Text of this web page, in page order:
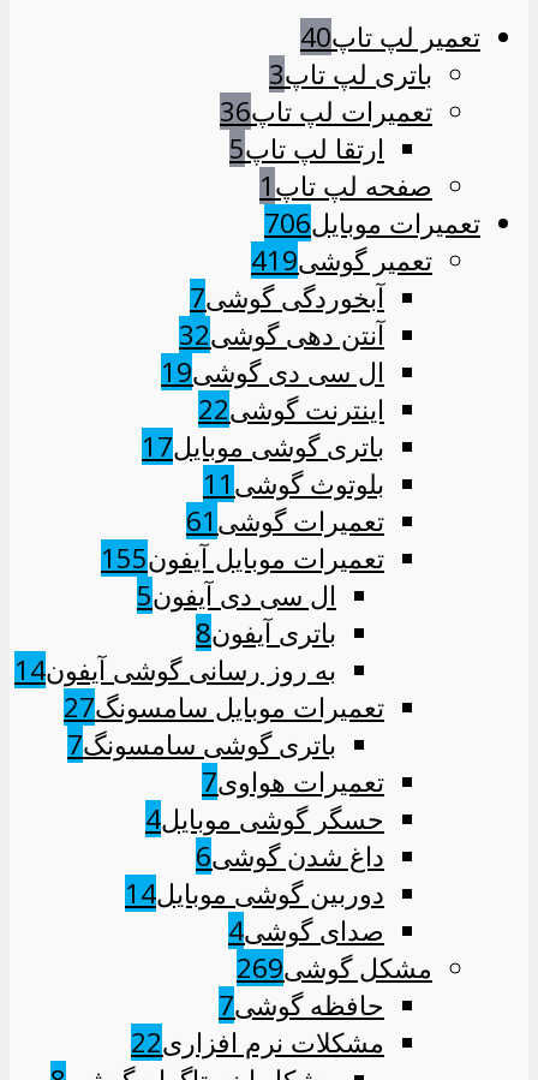
تعمیر لپ تاپ40
باتری لپ تاپ3
تعمیرات لپ تاپ36
ارتقا لپ تاپ5
صفحه لپ تاپ1
تعمیرات موبایل706
تعمیر گوشی419
آبخوردگی گوشی7
آنتن دهی گوشی32
ال سی دی گوشی19
اینترنت گوشی22
باتری گوشی موبایل17
بلوتوث گوشی11
تعمیرات گوشی61
تعمیرات موبایل آیفون155
ال سی دی آیفون5
باتری آیفون8
به روز رسانی گوشی آیفون14
تعمیرات موبایل سامسونگ27
باتری گوشی سامسونگ7
تعمیرات هواوی7
حسگر گوشی موبایل4
داغ شدن گوشی6
دوربین گوشی موبایل14
صدای گوشی4
مشکل گوشی269
حافظه گوشی7
مشکلات نرم افزاری22